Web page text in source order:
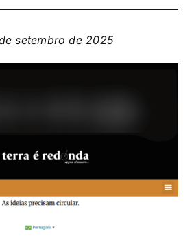
setembro de 2025